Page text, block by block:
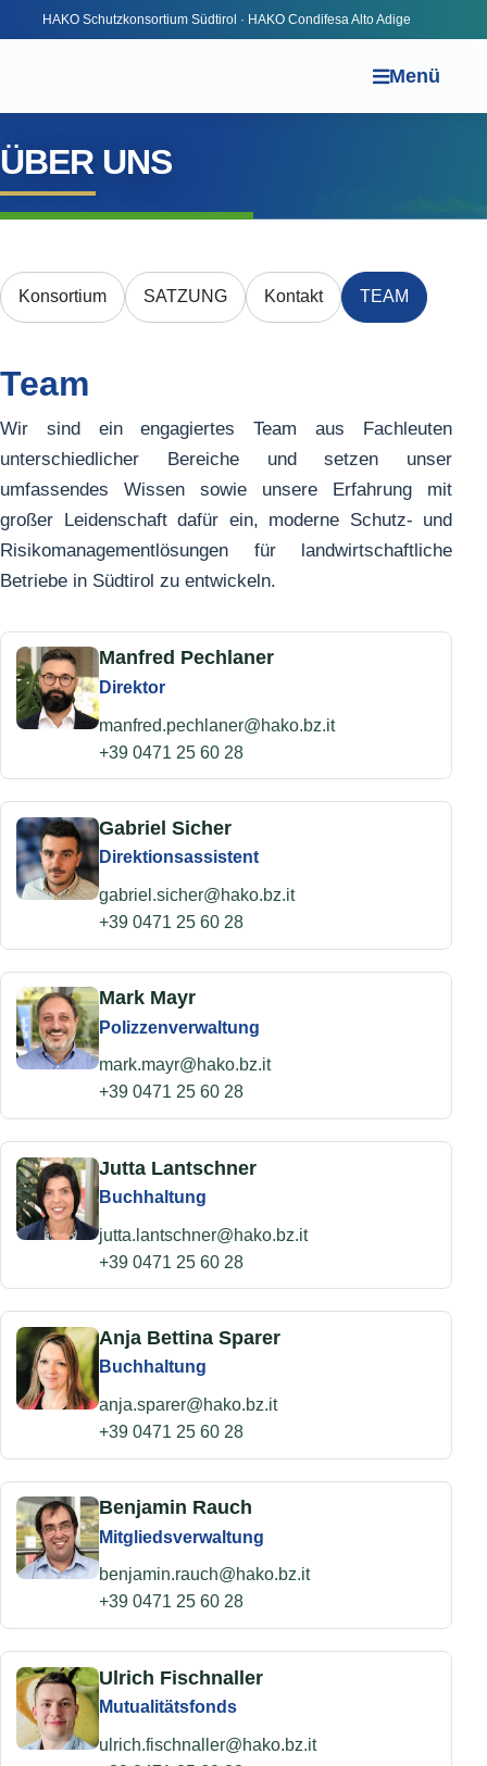
HAKO Schutzkonsortium Südtirol · HAKO Condifesa Alto Adige
Menü
ÜBER UNS
Konsortium SATZUNG Kontakt TEAM
Team
Wir sind ein engagiertes Team aus Fachleuten
unterschiedlicher Bereiche und setzen unser
umfassendes Wissen sowie unsere Erfahrung mit
großer Leidenschaft dafür ein, moderne Schutz- und
Risikomanagementlösungen für landwirtschaftliche
Betriebe in Südtirol zu entwickeln.
Manfred Pechlaner
Direktor
manfred.pechlaner@hako.bz.it
+39 0471 25 60 28
Gabriel Sicher
Direktionsassistent
gabriel.sicher@hako.bz.it
+39 0471 25 60 28
Mark Mayr
Polizzenverwaltung
mark.mayr@hako.bz.it
+39 0471 25 60 28
Jutta Lantschner
Buchhaltung
jutta.lantschner@hako.bz.it
+39 0471 25 60 28
Anja Bettina Sparer
Buchhaltung
anja.sparer@hako.bz.it
+39 0471 25 60 28
Benjamin Rauch
Mitgliedsverwaltung
benjamin.rauch@hako.bz.it
+39 0471 25 60 28
Ulrich Fischnaller
Mutualitätsfonds
ulrich.fischnaller@hako.bz.it